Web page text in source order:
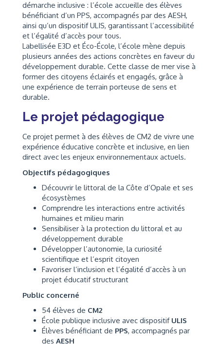
démarche inclusive : l’école accueille des élèves
bénéficiant d’un PPS, accompagnés par des AESH,
ainsi qu’un dispositif ULIS, garantissant l’accessibilité
et l’égalité d’accès pour tous.
Labellisée E3D et Éco-École, l’école mène depuis
plusieurs années des actions concrètes en faveur du
développement durable. Cette classe de mer vise à
former des citoyens éclairés et engagés, grâce à
une expérience de terrain porteuse de sens et
durable.
Le projet pédagogique
Ce projet permet à des élèves de CM2 de vivre une
expérience éducative concrète et inclusive, en lien
direct avec les enjeux environnementaux actuels.
Objectifs pédagogiques
Découvrir le littoral de la Côte d’Opale et ses
écosystèmes
Comprendre les interactions entre activités
humaines et milieu marin
Sensibiliser à la protection du littoral et au
développement durable
Développer l’autonomie, la curiosité
scientifique et l’esprit citoyen
Favoriser l’inclusion et l’égalité d’accès à un
projet éducatif structurant
Public concerné
54 élèves de CM2
École publique inclusive avec dispositif ULIS
Élèves bénéficiant de PPS, accompagnés par
des AESH